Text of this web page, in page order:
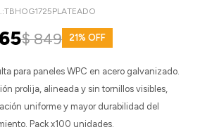
TBHOG1725PLATEADO
$849 21
para paneles WPC en acero galvanizado.
prolija, alineada y sin tornillos visibles,
uniforme y mayor durabilidad del
Pack x100 unidades.